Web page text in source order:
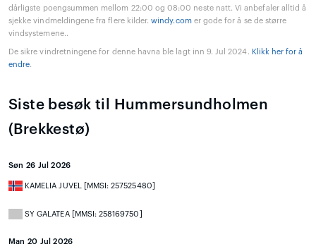
dårligste poengsummen mellom 22:00 og 08:00 neste natt. Vi anbefaler alltid å
sjekke vindmeldingene fra flere kilder.windy.comer gode for å se de større
vindsystemene..
De sikre vindretningene for denne havna ble lagt inn 9. Jul 2024. Klikk her for å
endre.
Siste besøk til Hummersundholmen
(Brekkestø)
Søn 26 Jul 2026
KAMELIA JUVEL [MMSI: 257525480]
SY GALATEA [MMSI: 258169750]
Man 20 Jul 2026